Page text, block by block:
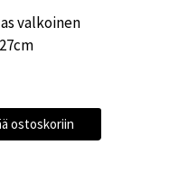
valkoinen
ostoskoriin